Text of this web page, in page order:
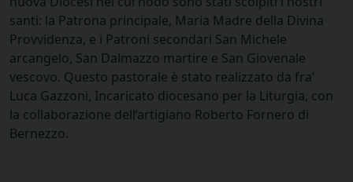
santi: la Patrona principale, Maria Madre della Divina
Provvidenza, e i Patroni secondari San Michele
arcangelo, San Dalmazzo martire e San Giovenale
vescovo. Questo pastorale è stato realizzato da fra’
Luca Gazzoni, Incaricato diocesano per la Liturgia, con
la collaborazione dell’artigiano Roberto Fornero di
Bernezzo.